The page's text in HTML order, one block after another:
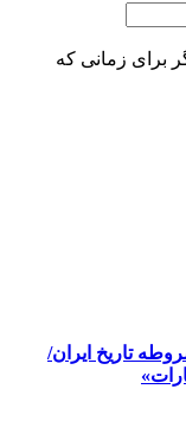
برای زمانی که
تاریخ ایران/